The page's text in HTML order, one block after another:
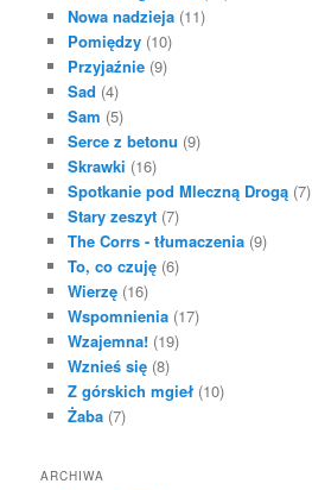
Nowa nadzieja(11)
Pomiędzy(10)
Przyjaźnie(9)
Sad (4)
Sam (5)
Serce z betonu (9)
Skrawki (16)
Spotkanie pod Mleczną Drogą(7)
Stary zeszyt(7)
The Corrs - tłumaczenia(9)
To, co czuję(6)
Wierzę(16)
Wspomnienia(17)
Wzajemna!(19)
Wznieś się(8)
Z górskich mgieł(10)
Żaba(7)
ARCHIWA